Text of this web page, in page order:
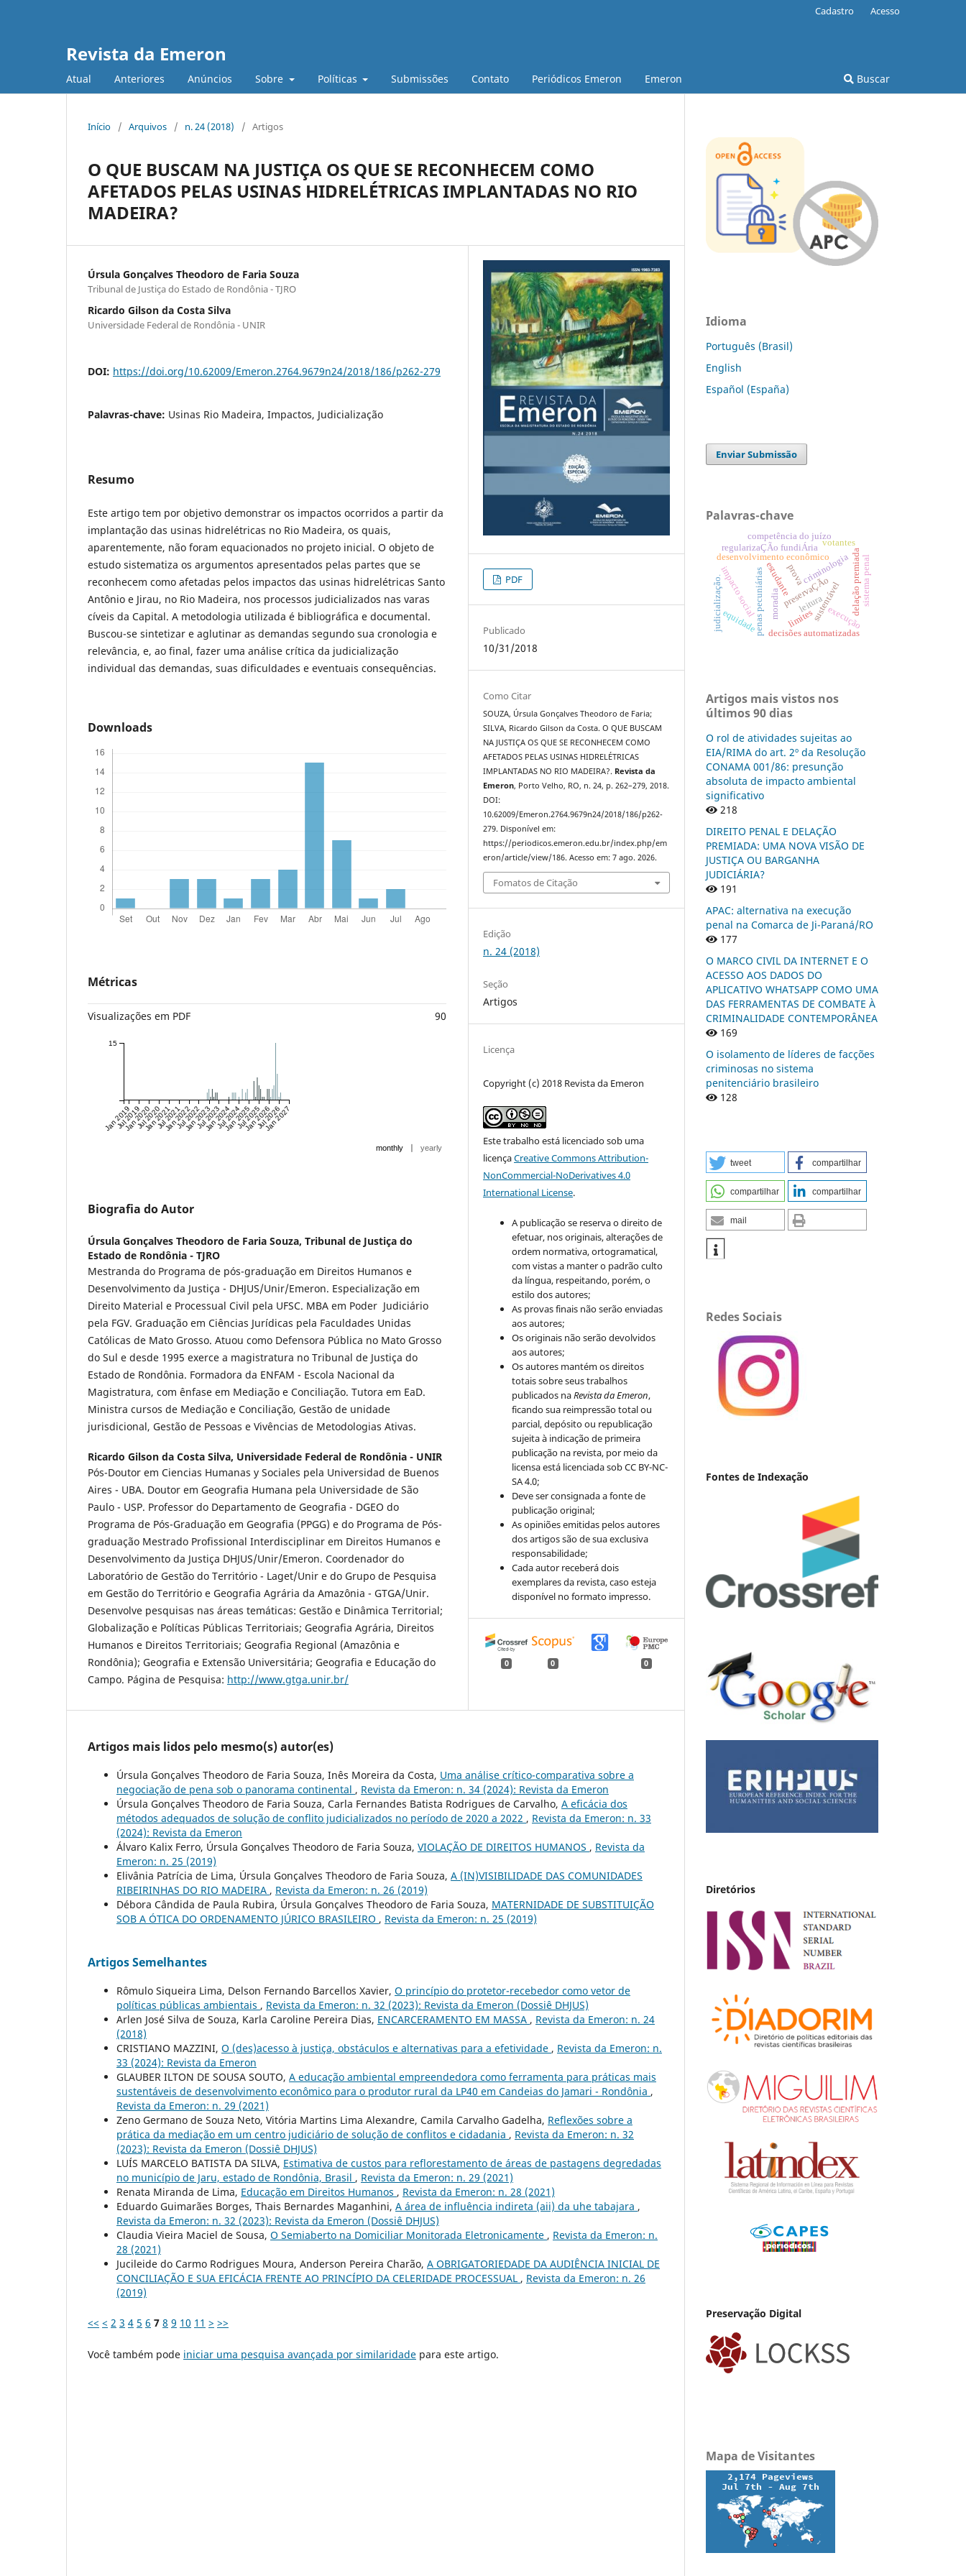
Revista da Emeron
Atual Anteriores Anúncios Sobre Políticas Submissões Contato Periódicos Emeron Emeron Buscar
Cadastro Acesso
Início / Arquivos / n. 24 (2018) / Artigos
O QUE BUSCAM NA JUSTIÇA OS QUE SE RECONHECEM COMO
AFETADOS PELAS USINAS HIDRELÉTRICAS IMPLANTADAS NO RIO
MADEIRA?
Úrsula Gonçalves Theodoro de Faria Souza
Tribunal de Justiça do Estado de Rondônia - TJRO
Ricardo Gilson da Costa Silva
Universidade Federal de Rondônia - UNIR
DOI: https://doi.org/10.62009/Emeron.2764.9679n24/2018/186/p262-279
Palavras-chave: Usinas Rio Madeira, Impactos, Judicialização
Resumo
Este artigo tem por objetivo demonstrar os impactos ocorridos a partir da
implantação das usinas hidrelétricas no Rio Madeira, os quais,
aparentemente, não foram equacionados no projeto inicial. O objeto de
estudo sistematiza os argumentos apresentados pelas partes que se
reconhecem como afetadas pelos impactos das usinas hidrelétricas Santo
Antônio e Jirau, no Rio Madeira, nos processos judicializados nas varas
cíveis da Capital. A metodologia utilizada é bibliográfica e documental.
Buscou-se sintetizar e aglutinar as demandas segundo sua cronologia e
relevância, e, ao final, fazer uma análise crítica da judicialização
individual das demandas, suas dificuldades e eventuais consequências.
Downloads
Métricas
Visualizações em PDF 90
Jan 2019
Jul 2019
Jan 2020
Jul 2020
Jan 2021
Jul 2021
Jan 2022
Jul 2022
Jan 2023
Jul 2023
Jan 2024
Jul 2024
Jan 2025
Jul 2025
Jan 2026
Jul 2026
Jan 2027
15
monthly | yearly
Biografia do Autor
Úrsula Gonçalves Theodoro de Faria Souza, Tribunal de Justiça do
Estado de Rondônia - TJRO
Mestranda do Programa de pós-graduação em Direitos Humanos e
Desenvolvimento da Justiça - DHJUS/Unir/Emeron. Especialização em
Direito Material e Processual Civil pela UFSC. MBA em Poder Judiciário
pela FGV. Graduação em Ciências Jurídicas pela Faculdades Unidas
Católicas de Mato Grosso. Atuou como Defensora Pública no Mato Grosso
do Sul e desde 1995 exerce a magistratura no Tribunal de Justiça do
Estado de Rondônia. Formadora da ENFAM - Escola Nacional da
Magistratura, com ênfase em Mediação e Conciliação. Tutora em EaD.
Ministra cursos de Mediação e Conciliação, Gestão de unidade
jurisdicional, Gestão de Pessoas e Vivências de Metodologias Ativas.
Ricardo Gilson da Costa Silva, Universidade Federal de Rondônia - UNIR
Pós-Doutor em Ciencias Humanas y Sociales pela Universidad de Buenos
Aires - UBA. Doutor em Geografia Humana pela Universidade de São
Paulo - USP. Professor do Departamento de Geografia - DGEO do
Programa de Pós-Graduação em Geografia (PPGG) e do Programa de Pós-
graduação Mestrado Profissional Interdisciplinar em Direitos Humanos e
Desenvolvimento da Justiça DHJUS/Unir/Emeron. Coordenador do
Laboratório de Gestão do Território - Laget/Unir e do Grupo de Pesquisa
em Gestão do Território e Geografia Agrária da Amazônia - GTGA/Unir.
Desenvolve pesquisas nas áreas temáticas: Gestão e Dinâmica Territorial;
Globalização e Políticas Públicas Territoriais; Geografia Agrária, Direitos
Humanos e Direitos Territoriais; Geografia Regional (Amazônia e
Rondônia); Geografia e Extensão Universitária; Geografia e Educação do
Campo. Página de Pesquisa: http://www.gtga.unir.br/
PDF
Publicado
10/31/2018
Como Citar
SOUZA, Úrsula Gonçalves Theodoro de Faria;
SILVA, Ricardo Gilson da Costa. O QUE BUSCAM
NA JUSTIÇA OS QUE SE RECONHECEM COMO
AFETADOS PELAS USINAS HIDRELÉTRICAS
IMPLANTADAS NO RIO MADEIRA?. Revista da
Emeron, Porto Velho, RO, n. 24, p. 262–279, 2018.
DOI:
10.62009/Emeron.2764.9679n24/2018/186/p262-
279. Disponível em:
https://periodicos.emeron.edu.br/index.php/em
eron/article/view/186. Acesso em: 7 ago. 2026.
Fomatos de Citação
Edição
n. 24 (2018)
Seção
Artigos
Licença
Copyright (c) 2018 Revista da Emeron
Este trabalho está licenciado sob uma
licençaCreative Commons Attribution-
NonCommercial-NoDerivatives 4.0
International License.
A publicação se reserva o direito de
efetuar, nos originais, alterações de
ordem normativa, ortogramatical,
com vistas a manter o padrão culto
da língua, respeitando, porém, o
estilo dos autores;
As provas finais não serão enviadas
aos autores;
Os originais não serão devolvidos
aos autores;
Os autores mantém os direitos
totais sobre seus trabalhos
publicados naRevista da Emeron,
ficando sua reimpressão total ou
parcial, depósito ou republicação
sujeita à indicação de primeira
publicação na revista, por meio da
licensa está licenciada sob CC BY-NC-
SA 4.0;
Deve ser consignada a fonte de
publicação original;
As opiniões emitidas pelos autores
dos artigos são de sua exclusiva
responsabilidade;
Cada autor receberá dois
exemplares da revista, caso esteja
disponível no formato impresso.
0 0 0
Artigos mais lidos pelo mesmo(s) autor(es)
Úrsula Gonçalves Theodoro de Faria Souza, Inês Moreira da Costa, Uma análise crítico-comparativa sobre a
negociação de pena sob o panorama continental , Revista da Emeron: n. 34 (2024): Revista da Emeron
Úrsula Gonçalves Theodoro de Faria Souza, Carla Fernandes Batista Rodrigues de Carvalho, A eficácia dos
métodos adequados de solução de conflito judicializados no período de 2020 a 2022 , Revista da Emeron: n. 33
(2024): Revista da Emeron
Álvaro Kalix Ferro, Úrsula Gonçalves Theodoro de Faria Souza, VIOLAÇÃO DE DIREITOS HUMANOS , Revista da
Emeron: n. 25 (2019)
Elivânia Patrícia de Lima, Úrsula Gonçalves Theodoro de Faria Souza, A (IN)VISIBILIDADE DAS COMUNIDADES
RIBEIRINHAS DO RIO MADEIRA , Revista da Emeron: n. 26 (2019)
Débora Cândida de Paula Rubira, Úrsula Gonçalves Theodoro de Faria Souza, MATERNIDADE DE SUBSTITUIÇÃO
SOB A ÓTICA DO ORDENAMENTO JÚRICO BRASILEIRO , Revista da Emeron: n. 25 (2019)
Artigos Semelhantes
Rômulo Siqueira Lima, Delson Fernando Barcellos Xavier, O princípio do protetor-recebedor como vetor de
políticas públicas ambientais , Revista da Emeron: n. 32 (2023): Revista da Emeron (Dossiê DHJUS)
Arlen José Silva de Souza, Karla Caroline Pereira Dias, ENCARCERAMENTO EM MASSA , Revista da Emeron: n. 24
(2018)
CRISTIANO MAZZINI, O (des)acesso à justiça, obstáculos e alternativas para a efetividade , Revista da Emeron: n.
33 (2024): Revista da Emeron
GLAUBER ILTON DE SOUSA SOUTO, A educação ambiental empreendedora como ferramenta para práticas mais
sustentáveis de desenvolvimento econômico para o produtor rural da LP40 em Candeias do Jamari - Rondônia ,
Revista da Emeron: n. 29 (2021)
Zeno Germano de Souza Neto, Vitória Martins Lima Alexandre, Camila Carvalho Gadelha, Reflexões sobre a
prática da mediação em um centro judiciário de solução de conflitos e cidadania , Revista da Emeron: n. 32
(2023): Revista da Emeron (Dossiê DHJUS)
LUÍS MARCELO BATISTA DA SILVA, Estimativa de custos para reflorestamento de áreas de pastagens degredadas
no município de Jaru, estado de Rondônia, Brasil , Revista da Emeron: n. 29 (2021)
Renata Miranda de Lima, Educação em Direitos Humanos , Revista da Emeron: n. 28 (2021)
Eduardo Guimarães Borges, Thais Bernardes Maganhini, A área de influência indireta (aii) da uhe tabajara ,
Revista da Emeron: n. 32 (2023): Revista da Emeron (Dossiê DHJUS)
Claudia Vieira Maciel de Sousa, O Semiaberto na Domiciliar Monitorada Eletronicamente , Revista da Emeron: n.
28 (2021)
Jucileide do Carmo Rodrigues Moura, Anderson Pereira Charão, A OBRIGATORIEDADE DA AUDIÊNCIA INICIAL DE
CONCILIAÇÃO E SUA EFICÁCIA FRENTE AO PRINCÍPIO DA CELERIDADE PROCESSUAL , Revista da Emeron: n. 26
(2019)
<< < 2 3 4 5 6 7 8 9 10 11 > >>
Você também pode iniciar uma pesquisa avançada por similaridade para este artigo.
Idioma
Português (Brasil)
English
Español (España)
Enviar Submissão
Palavras-chave
penas pecuniárias preservaÇÃo
criminologia
desenvolvimento econômico
sustentável
leitura
regularizaÇÃo fundiÁria
moradia
competência do juízo
execução
delação premiadasistema penal
impacto social
equidade decisões automatizadas
limites
prova
estudante
judicialização.
votantes
Artigos mais vistos nos
últimos 90 dias
O rol de atividades sujeitas ao
EIA/RIMA do art. 2º da Resolução
CONAMA 001/86: presunção
absoluta de impacto ambiental
significativo
218
DIREITO PENAL E DELAÇÃO
PREMIADA: UMA NOVA VISÃO DE
JUSTIÇA OU BARGANHA
JUDICIÁRIA?
191
APAC: alternativa na execução
penal na Comarca de Ji-Paraná/RO
177
O MARCO CIVIL DA INTERNET E O
ACESSO AOS DADOS DO
APLICATIVO WHATSAPP COMO UMA
DAS FERRAMENTAS DE COMBATE À
CRIMINALIDADE CONTEMPORÂNEA
169
O isolamento de líderes de facções
criminosas no sistema
penitenciário brasileiro
128
tweet compartilhar
compartilhar compartilhar
mail
Redes Sociais
Fontes de Indexação
Diretórios
Preservação Digital
Mapa de Visitantes